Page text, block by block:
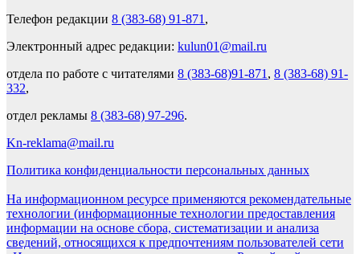
Телефон редакции 8 (383-68) 91-871 ,
Электронный адрес редакции: kulun01@mail.ru
отдела по работе с читателями 8 (383-68)91-871 , 8 (383-68) 91-
332,
отдел рекламы 8 (383-68) 97-296.
Kn-reklama@mail.ru
Политика конфиденциальности персональных данных
На информационном ресурсе применяются рекомендательные
технологии (информационные технологии предоставления
информации на основе сбора, систематизации и анализа
сведений, относящихся к предпочтениям пользователей сети